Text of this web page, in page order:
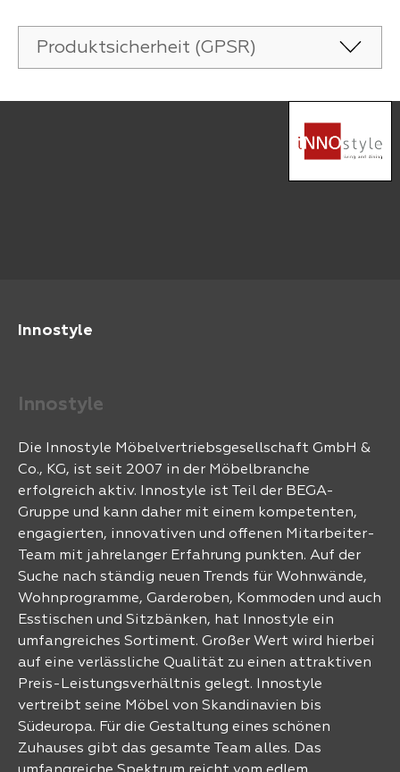
Produktsicherheit (GPSR)
Innostyle
Innostyle
Die Innostyle Möbelvertriebsgesellschaft GmbH &
Co., KG, ist seit 2007 in der Möbelbranche
erfolgreich aktiv. Innostyle ist Teil der BEGA-
Gruppe und kann daher mit einem kompetenten,
engagierten, innovativen und offenen Mitarbeiter-
Team mit jahrelanger Erfahrung punkten. Auf der
Suche nach ständig neuen Trends für Wohnwände,
Wohnprogramme, Garderoben, Kommoden und auch
Esstischen und Sitzbänken, hat Innostyle ein
umfangreiches Sortiment. Großer Wert wird hierbei
auf eine verlässliche Qualität zu einen attraktiven
Preis-Leistungsverhältnis gelegt. Innostyle
vertreibt seine Möbel von Skandinavien bis
Südeuropa. Für die Gestaltung eines schönen
Zuhauses gibt das gesamte Team alles. Das